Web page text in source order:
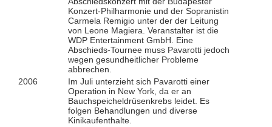
Konzert-Philharmonie und der Sopranistin
Carmela Remigio unter der der Leitung
von Leone Magiera. Veranstalter ist die
WDP Entertainment GmbH. Eine
Abschieds-Tournee muss Pavarotti jedoch
wegen gesundheitlicher Probleme
abbrechen.
2006
Im Juli unterzieht sich Pavarotti einer
Operation in New York, da er an
Bauchspeicheldrüsenkrebs leidet. Es
folgen Behandlungen und diverse
Kinikaufenthalte.